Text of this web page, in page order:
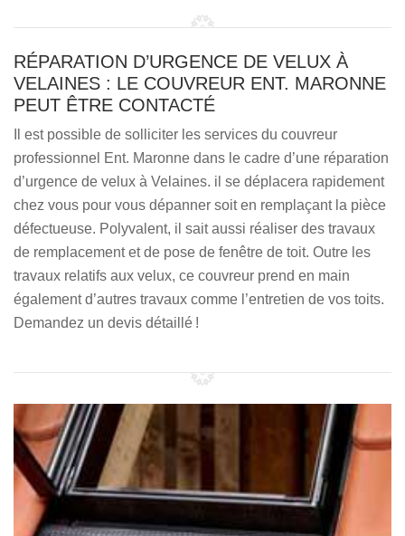
RÉPARATION D’URGENCE DE VELUX À
VELAINES : LE COUVREUR ENT. MARONNE
PEUT ÊTRE CONTACTÉ
Il est possible de solliciter les services du couvreur
professionnel Ent. Maronne dans le cadre d’une réparation
d’urgence de velux à Velaines. il se déplacera rapidement
chez vous pour vous dépanner soit en remplaçant la pièce
défectueuse. Polyvalent, il sait aussi réaliser des travaux
de remplacement et de pose de fenêtre de toit. Outre les
travaux relatifs aux velux, ce couvreur prend en main
également d’autres travaux comme l’entretien de vos toits.
Demandez un devis détaillé !